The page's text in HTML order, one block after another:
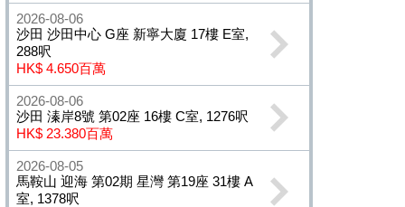
2026-08-06
沙田 沙田中心 G座 新寧大廈 17樓 E室,
288呎
HK$ 4.650百萬
2026-08-06
沙田 溱岸8號 第02座 16樓 C室, 1276呎
HK$ 23.380百萬
2026-08-05
馬鞍山 迎海 第02期 星灣 第19座 31樓 A
室, 1378呎